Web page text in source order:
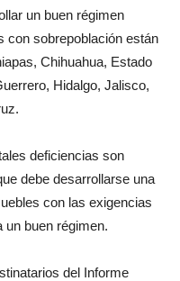
un buen régimen
con sobrepoblación están
Chihuahua, Estado
Hidalgo, Jalisco,
deficiencias son
debe desarrollarse una
con las exigencias
un buen régimen.
del Informe